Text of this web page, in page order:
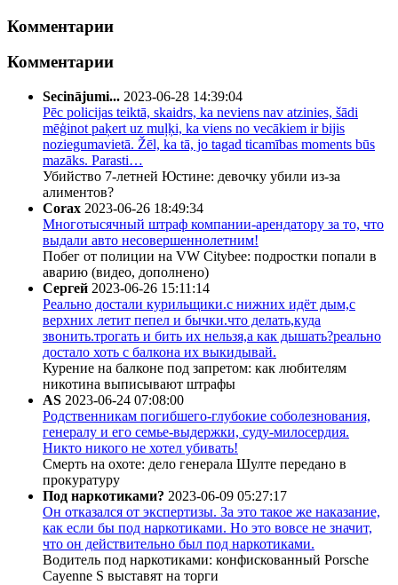
Комментарии
Комментарии
Secinājumi... 2023-06-28 14:39:04
Pēc policijas teiktā, skaidrs, ka neviens nav atzinies, šādi
mēģinot paķert uz muļķi, ka viens no vecākiem ir bijis
noziegumavietā. Žēl, ka tā, jo tagad ticamības moments būs
mazāks. Parasti…
Убийство 7-летней Юстине: девочку убили из-за
алиментов?
Corax 2023-06-26 18:49:34
Многотысячный штраф компании-арендатору за то, что
выдали авто несовершеннолетним!
Побег от полиции на VW Citybee: подростки попали в
аварию (видео, дополнено)
Сергей 2023-06-26 15:11:14
Реально достали курильщики.с нижних идёт дым,с
верхних летит пепел и бычки.что делать,куда
звонить.трогать и бить их нельзя,а как дышать?реально
достало хоть с балкона их выкидывай.
Курение на балконе под запретом: как любителям
никотина выписывают штрафы
AS 2023-06-24 07:08:00
Родственникам погибшего-глубокие соболезнования,
генералу и его семье-выдержки, суду-милосердия.
Никто никого не хотел убивать!
Смерть на охоте: дело генерала Шулте передано в
прокуратуру
Под наркотиками? 2023-06-09 05:27:17
Он отказался от экспертизы. За это такое же наказание,
как если бы под наркотиками. Но это вовсе не значит,
что он действительно был под наркотиками.
Водитель под наркотиками: конфискованный Porsche
Cayenne S выставят на торги